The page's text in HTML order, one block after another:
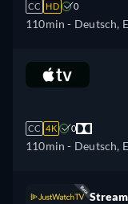
CC HD 0
110min - Deutsch,
CC 4K 0
110min - Deutsch,